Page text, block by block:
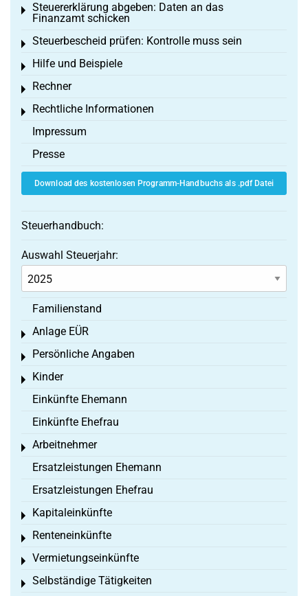
Steuererklärung abgeben: Daten an das
Finanzamt schicken
Toggle menu
Steuerbescheid prüfen: Kontrolle muss sein
Toggle menu
Hilfe und Beispiele
Toggle menu
Rechner
Toggle menu
Rechtliche Informationen
Toggle menu
Impressum
Presse
Download des kostenlosen Programm-Handbuchs als .pdf Datei
Steuerhandbuch:
Auswahl Steuerjahr:
Familienstand
Anlage EÜR
Toggle menu
Persönliche Angaben
Toggle menu
Kinder
Toggle menu
Einkünfte Ehemann
Einkünfte Ehefrau
Arbeitnehmer
Toggle menu
Ersatzleistungen Ehemann
Ersatzleistungen Ehefrau
Kapitaleinkünfte
Toggle menu
Renteneinkünfte
Toggle menu
Vermietungseinkünfte
Toggle menu
Selbständige Tätigkeiten
Toggle menu